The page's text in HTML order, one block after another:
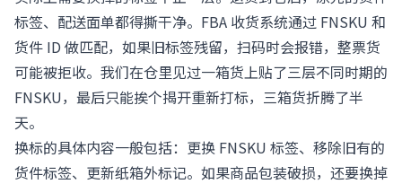
标签、配送面单都得撕干净。FBA 收货系统通过 FNSKU 和
货件 ID 做匹配，如果旧标签残留，扫码时会报错，整票货
可能被拒收。我们在仓里见过一箱货上贴了三层不同时期的
FNSKU，最后只能挨个揭开重新打标，三箱货折腾了半
天。
换标的具体内容一般包括：更换 FNSKU 标签、移除旧有的
货件标签、更新纸箱外标记。如果商品包装破损，还要换掉